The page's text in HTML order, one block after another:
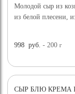
Молодой сыр из
из белой плесени,
998 руб. - 200г
СЫР БЛЮ КРЕМА